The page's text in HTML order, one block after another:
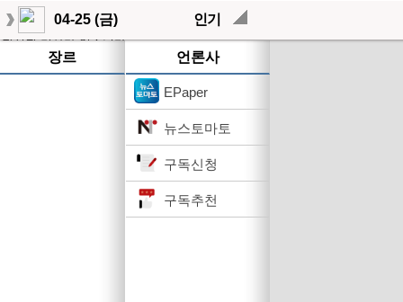
04-25 (금) 인기
장르 언론사
EPaper
뉴스토마토
구독신청
구독추천
작성된 기사가 없습니다.